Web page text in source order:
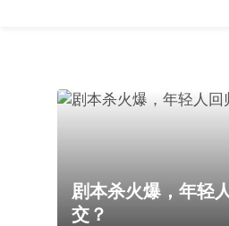
剧本杀火爆，年轻
交？